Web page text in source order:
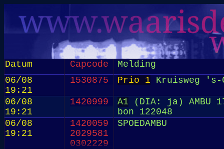
Datum Capcode
Melding
06/08
19:21
1530875 Prio 1 Kruisweg 's-
06/08
19:21
1420999 A1 (DIA: ja) AMBU
bon 122048
06/08
19:21
1420059
2029581
0302229
SPOEDAMBU